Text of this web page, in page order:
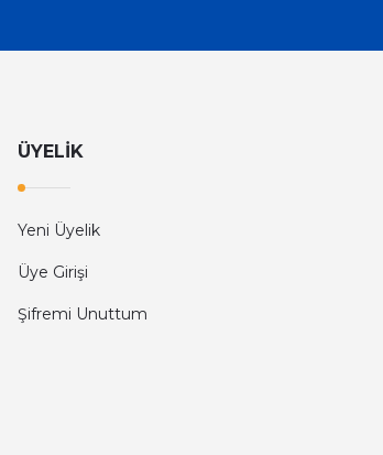
ÜYELİK
Yeni Üyelik
Üye Girişi
Şifremi Unuttum